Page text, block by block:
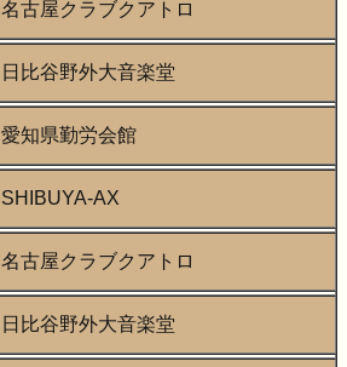
名古屋クラブクアトロ
日比谷野外大音楽堂
愛知県勤労会館
SHIBUYA-AX
名古屋クラブクアトロ
日比谷野外大音楽堂